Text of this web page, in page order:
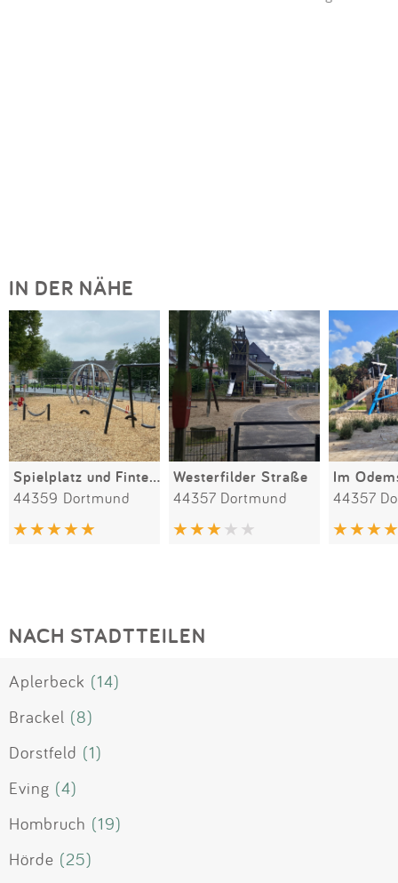
IN DER NÄHE
Spielplatz und Fintessplatz an der Erdmannstraße
44359 Dortmund
Westerfilder Straße
44357 Dortmund
Im
44357
NACH STADTTEILEN
Aplerbeck (14)
Brackel (8)
Dorstfeld (1)
Eving (4)
Hombruch (19)
Hörde (25)